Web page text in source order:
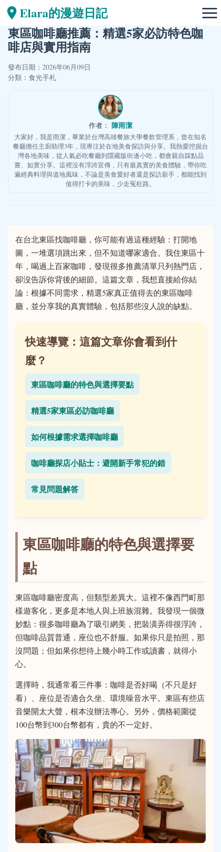
Elara的漫遊日記
東區咖啡廳推薦：精選5家必訪特色咖
啡店與實用指南
發布日期：2026年06月09日
分類： 食光手札
作者： 陳雨潔
大家好，我是雨潔，畢業於台灣高雄餐旅大學餐飲管理系，曾在知名
餐廳擔任主廚助理3年，現專注於在地美食探訪與分享。我熱愛挖掘台
灣各地美味，從人氣必吃餐廳到隱藏版街邊小吃，都會親自踩點品
嘗、如實分享。這裡沒有浮誇宣傳，只有最真實的美食體驗，帶你吃
遍經典料理與道地風味，不論是美食愛好者還是探訪新手，都能找到
值得打卡的美味，少走冤枉路。
在台北東區找咖啡廳，你可能有過這種經驗：打開地
圖，一堆選項跳出來，但不知道哪家適合。我住東區十
年，喝過上百家咖啡，發現很多推薦清單只列熱門店，
卻沒告訴你背後的細節。這篇文章，我想直接給你結
論：根據不同需求，精選5家真正值得去的東區咖啡
廳，並分享我的真實體驗，包括那些沒人說的缺點。
快速導覽：這篇文章你會看到什
麼？
東區咖啡廳的特色與選擇要點
精選5家東區必訪咖啡廳
如何根據需求選擇咖啡廳
咖啡廳探店小貼士：避開新手常犯的錯
常見問題解答
東區咖啡廳的特色與選擇要
點
東區咖啡廳密度高，但類型差異大。這裡不像西門町那
樣遊客化，更多是本地人與上班族混雜。我發現一個微
妙點：很多咖啡廳為了吸引網美，把裝潢弄得很浮誇，
但咖啡品質普通，座位也不舒服。如果你只是拍照，那
沒問題；但如果你想待上幾小時工作或讀書，就得小
心。
選擇時，我通常看三件事：咖啡是否好喝（不只是好
看）、座位是否適合久坐、環境噪音水平。東區有些店
音樂開太大聲，根本沒辦法專心。另外，價格範圍從
100台幣到300台幣都有，貴的不一定好。